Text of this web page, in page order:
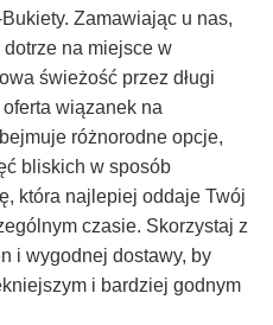
Zamawiając u nas,
na miejsce w
świeżość przez długi
wiązanek na
różnorodne opcje,
bliskich w sposób
która najlepiej oddaje Twój
czasie. Skorzystaj z
i wygodnej dostawy, by
i bardziej godnym